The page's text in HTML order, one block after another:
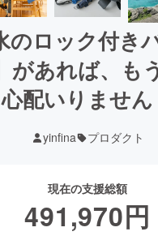
のロック付き
があれば、も
心配いりません
yinfina プロダクト
現在の支援総額
491,970円